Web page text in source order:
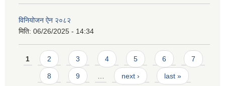
विनियोजन ऐन २०८२
मिति: 06/26/2025 - 14:34
Pages
1 2 3 4 5 6 7
8 9 next › last »